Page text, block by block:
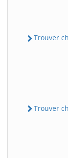
Trouver
Trouver